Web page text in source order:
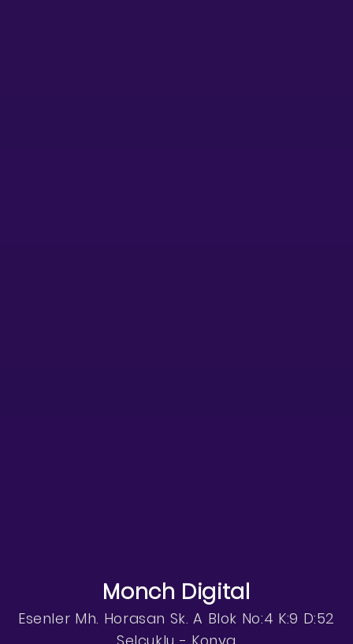
Monch Digital
Esenler Mh. Horasan Sk. A Blok No:4 K:9 D:52